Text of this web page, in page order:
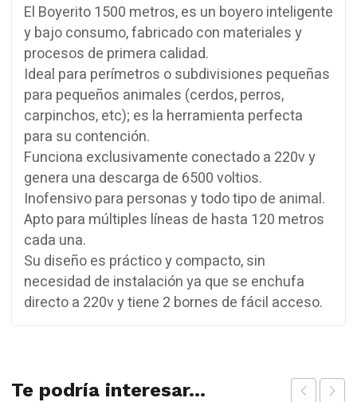
El Boyerito 1500 metros, es un boyero inteligente
y bajo consumo, fabricado con materiales y
procesos de primera calidad.
Ideal para perímetros o subdivisiones pequeñas
para pequeños animales (cerdos, perros,
carpinchos, etc); es la herramienta perfecta
para su contención.
Funciona exclusivamente conectado a 220v y
genera una descarga de 6500 voltios.
Inofensivo para personas y todo tipo de animal.
Apto para múltiples líneas de hasta 120 metros
cada una.
Su diseño es práctico y compacto, sin
necesidad de instalación ya que se enchufa
directo a 220v y tiene 2 bornes de fácil acceso.
Te podría interesar...